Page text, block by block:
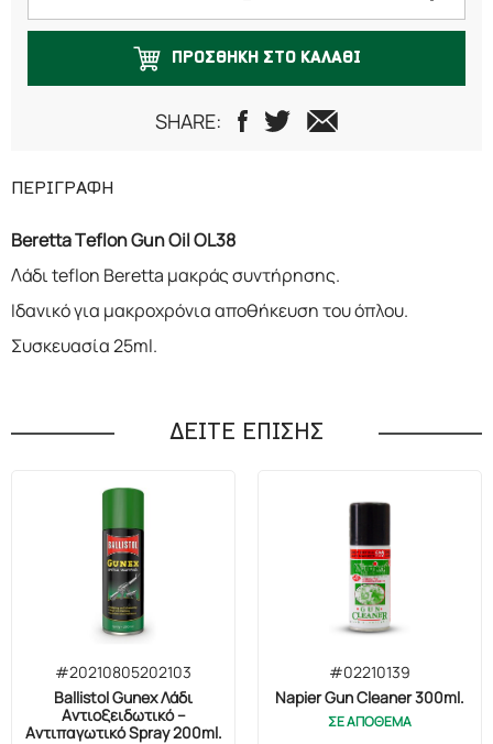
ΠΡΟΣΘΗΚΗ ΣΤΟ ΚΑΛΑΘΙ
SHARE:
ΠΕΡΙΓΡΑΦΗ
Beretta Teflon Gun Oil OL38
Λάδι teflon Beretta μακράς συντήρησης.
Ιδανικό για μακροχρόνια αποθήκευση του όπλου.
Συσκευασία 25ml.
ΔΕΙΤΕ ΕΠΙΣΗΣ
#20210805202103
Ballistol Gunex Λάδι
Αντιοξειδωτικό –
Αντιπαγωτικό Spray 200ml.
#02210139
Napier Gun Cleaner 300ml.
ΣΕ ΑΠΟΘΕΜΑ